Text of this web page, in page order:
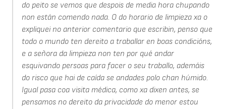
do peito se vemos que despois de media hora chupando
non están comendo nada. O do horario de limpieza xa o
expliquei no anterior comentario que escribin, penso que
todo o mundo ten dereito a traballar en boas condicións,
e a señora da limpieza non ten por qué andar
esquivando persoas para facer o seu traballo, ademáis
do risco que hai de caída se andades polo chan húmido.
Igual pasa coa visita médica, como xa dixen antes, se
pensamos no dereito da privacidade do menor estou